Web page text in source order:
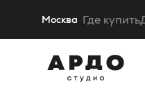
Москва Где купить